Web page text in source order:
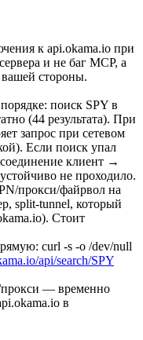
к api.okama.io при
и не баг MCP, а
вашей стороны.
поиск SPY в
(44 результата). При
запрос при сетевом
Если поиск упал
клиент →
не проходило.
прокси/файрвол на
split-tunnel, который
Стоит
curl -s -o /dev/null
api/search/SPY
— временно
в